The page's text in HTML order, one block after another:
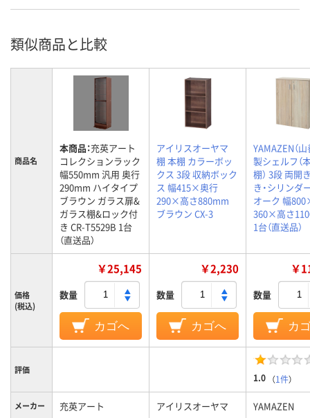
類似商品と比較
商品名
本商品：充英アート
コレクションラック
幅550mm 汎用 奥行
290mm ハイタイプ
ブラウン ガラス扉&
ガラス棚&ロック付
き CR-T5529B 1台
（直送品）
アイリスオーヤマ
棚 本棚 カラーボッ
クス 3段 収納ボック
ス 幅415×奥行
290×高さ880mm
ブラウン CX-3
YAMAZEN（山
製シェルフ（
棚） 3段 両開
き・シリンダ
オーク 幅
360×高さ
1台（直送品）
価格
(税込)
￥25,145
数量
カゴへ
￥2,230
数量
カゴへ
￥
数量
カ
評価
1.0 （1件）
メーカー 充英アート アイリスオーヤマ YAMAZEN